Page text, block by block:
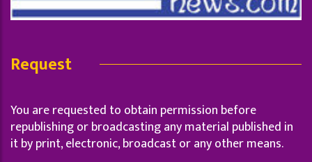
Request
You are requested to obtain permission before
republishing or broadcasting any material published in
it by print, electronic, broadcast or any other means.